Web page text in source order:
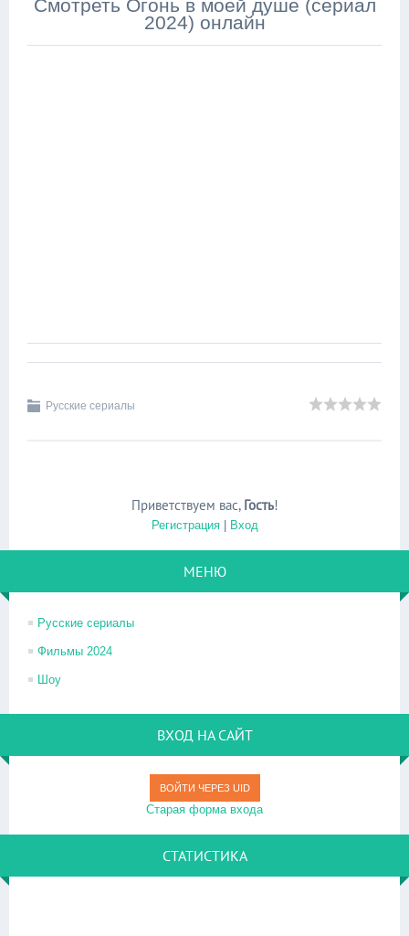
Смотреть Огонь в моей душе (сериал
2024) онлайн
Русские сериалы
Приветствуем вас, Гость!
Регистрация| Вход
МЕНЮ
Русские сериалы
Фильмы 2024
Шоу
ВХОД НА САЙТ
ВОЙТИ ЧЕРЕЗ UID
Старая форма входа
СТАТИСТИКА